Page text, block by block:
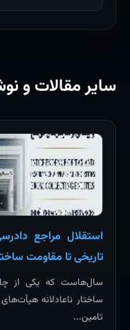
سایر مقالات و
استقلال مراجع
تاریخی تا مقاومت
سال‌هاست که یکی از
ساختار ناعادلانه
تامین...